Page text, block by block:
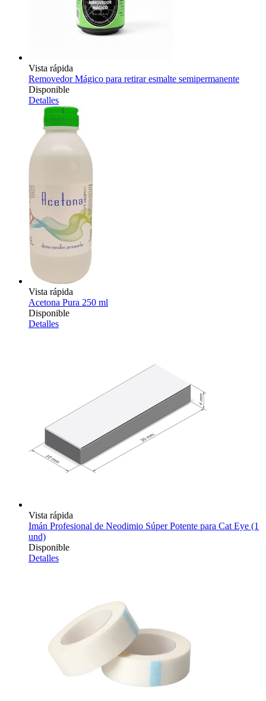
Vista rápida
Removedor Mágico para retirar esmalte semipermanente
Disponible
Detalles
Vista rápida
Acetona Pura 250 ml
Disponible
Detalles
Vista rápida
Imán Profesional de Neodimio Súper Potente para Cat Eye (1
und)
Disponible
Detalles